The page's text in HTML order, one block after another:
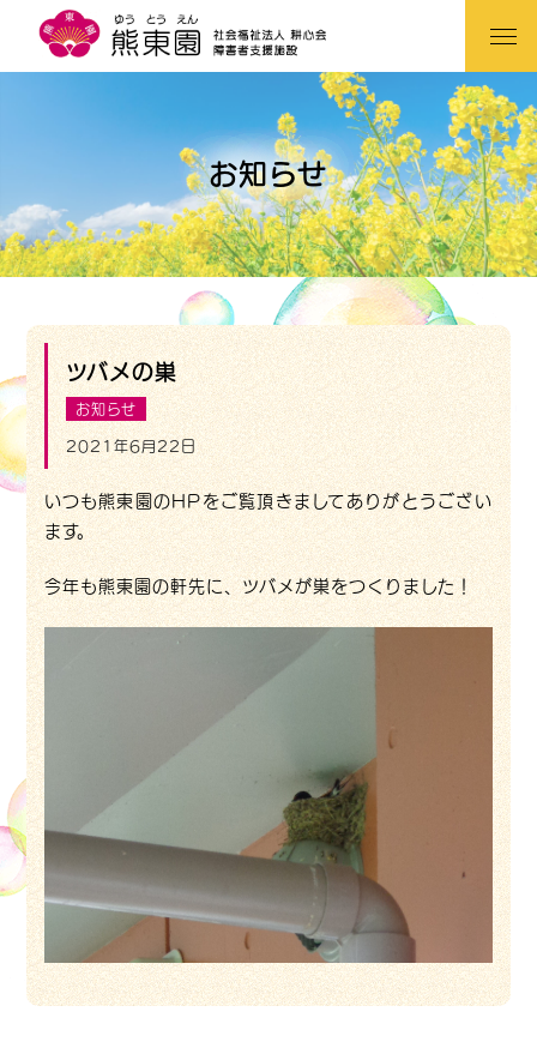
お知らせ
ツバメの巣
お知らせ
2021年6月22日
いつも熊東園のHPをご覧頂きましてありがとうござい
ます。
今年も熊東園の軒先に、ツバメが巣をつくりました！